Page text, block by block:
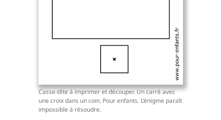
Casse-tête à imprimer et découper. Un carré avec
une croix dans un coin. Pour enfants. L’énigme paraît
impossible à résoudre.